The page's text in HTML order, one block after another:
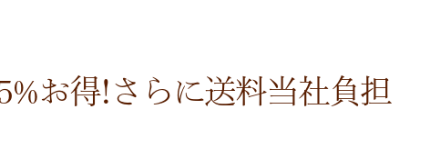
お得!さらに送料当社負担